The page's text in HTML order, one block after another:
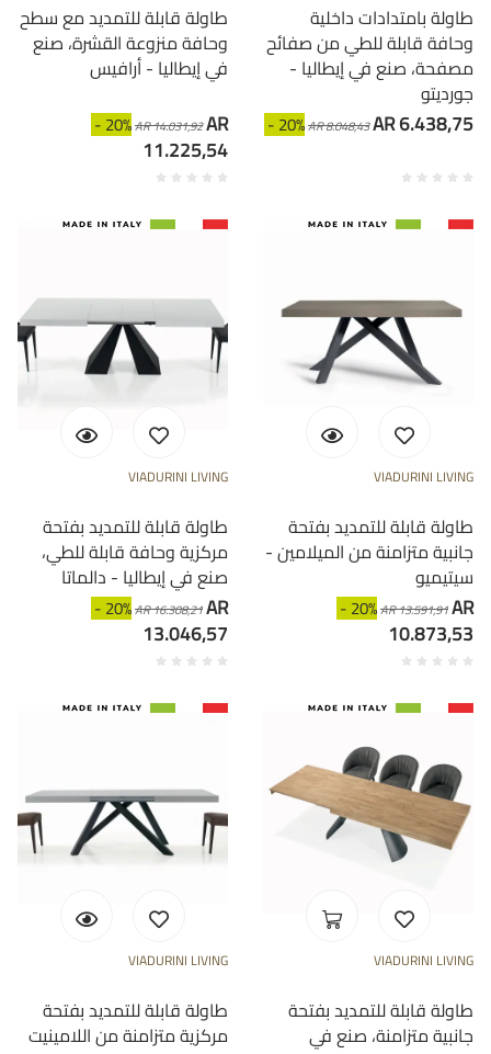
طاولة قابلة للتمديد مع سطح
وحافة منزوعة القشرة، صنع
في إيطاليا - أرافيس
- 20%AR 14.031,92AR
11.225,54
طاولة بامتدادات داخلية
وحافة قابلة للطي من صفائح
مصفحة، صنع في إيطاليا -
جورديتو
- 20%AR 8.048,43AR 6.438,75
VIADURINI LIVING
طاولة قابلة للتمديد بفتحة
مركزية وحافة قابلة للطي،
صنع في إيطاليا - دالماتا
- 20%AR 16.308,21AR
13.046,57
VIADURINI LIVING
طاولة قابلة للتمديد بفتحة
جانبية متزامنة من الميلامين -
سيتيميو
- 20%AR 13.591,91AR
10.873,53
VIADURINI LIVING
طاولة قابلة للتمديد بفتحة
مركزية متزامنة من اللامينيت
VIADURINI LIVING
طاولة قابلة للتمديد بفتحة
جانبية متزامنة، صنع في